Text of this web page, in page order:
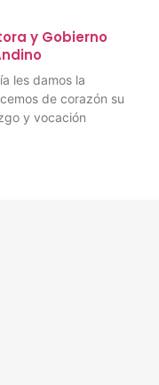
y Gobierno
les damos la
de corazón su
y vocación